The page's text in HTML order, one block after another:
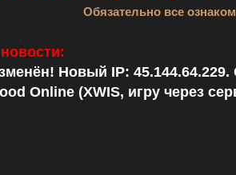
Обязательно все
Новый IP: 45.144.64.229.
Online (XWIS, игру через